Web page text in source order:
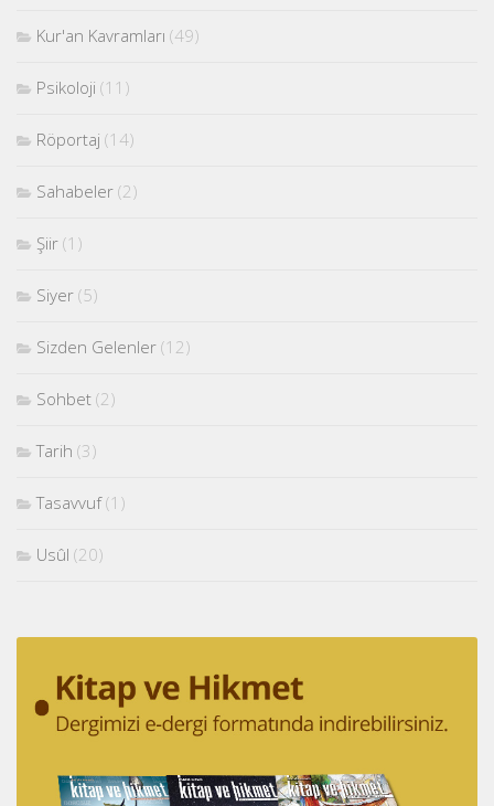
Kur'an Kavramları (49)
Psikoloji (11)
Röportaj (14)
Sahabeler (2)
Şiir (1)
Siyer (5)
Sizden Gelenler (12)
Sohbet (2)
Tarih (3)
Tasavvuf(1)
Usûl (20)